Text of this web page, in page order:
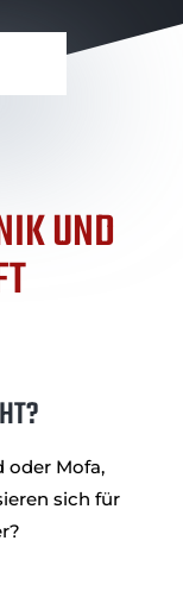
UND
oder Mofa,
sich für